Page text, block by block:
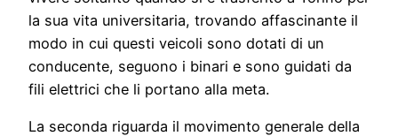
la sua vita universitaria, trovando affascinante il
modo in cui questi veicoli sono dotati di un
conducente, seguono i binari e sono guidati da
fili elettrici che li portano alla meta.
La seconda riguarda il movimento generale della